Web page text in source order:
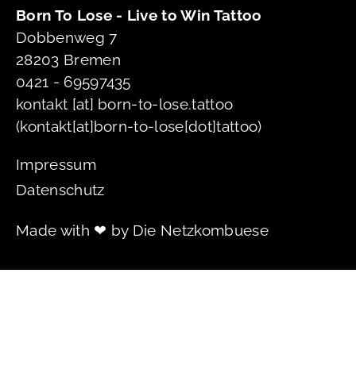
Born To Lose - Live to Win Tattoo
Dobbenweg 7
28203 Bremen
0421 - 69597435
kontakt [at] born-to-lose.tattoo
(kontakt[at]born-to-lose[dot]tattoo)
Impressum
Datenschutz
Made with ❤ by Die Netzkombuese